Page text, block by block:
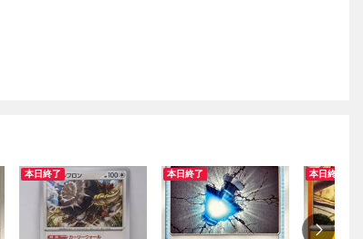
本日終了 本日終了 本日終了